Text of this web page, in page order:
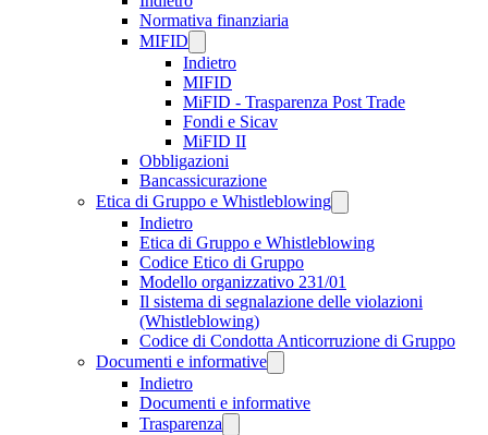
Normativa finanziaria
MIFID
Indietro
MIFID
MiFID - Trasparenza Post Trade
Fondi e Sicav
MiFID II
Obbligazioni
Bancassicurazione
Etica di Gruppo e Whistleblowing
Indietro
Etica di Gruppo e Whistleblowing
Codice Etico di Gruppo
Modello organizzativo 231/01
Il sistema di segnalazione delle violazioni
(Whistleblowing)
Codice di Condotta Anticorruzione di Gruppo
Documenti e informative
Indietro
Documenti e informative
Trasparenza